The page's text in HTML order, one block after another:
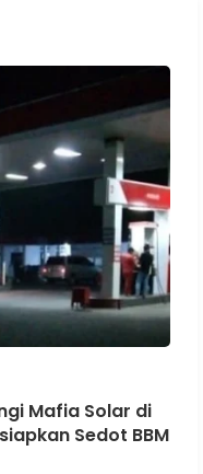
Mafia Solar di
Sedot BBM